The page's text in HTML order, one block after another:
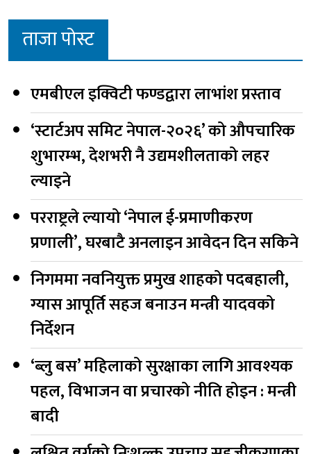
ताजा पोस्ट
एमबीएल इक्विटी फण्डद्वारा लाभांश प्रस्ताव
‘स्टार्टअप समिट नेपाल-२०२६’ को औपचारिक
शुभारम्भ, देशभरी नै उद्यमशीलताको लहर
ल्याइने
परराष्ट्रले ल्यायो ‘नेपाल ई-प्रमाणीकरण
प्रणाली’, घरबाटै अनलाइन आवेदन दिन सकिने
निगममा नवनियुक्त प्रमुख शाहको पदबहाली,
ग्यास आपूर्ति सहज बनाउन मन्त्री यादवको
निर्देशन
‘ब्लु बस’ महिलाको सुरक्षाका लागि आवश्यक
पहल, विभाजन वा प्रचारको नीति होइन : मन्त्री
बादी